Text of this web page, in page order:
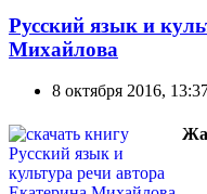
Русский язык и
Михайлова
8 октября 2016,